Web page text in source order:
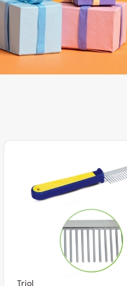
Triol